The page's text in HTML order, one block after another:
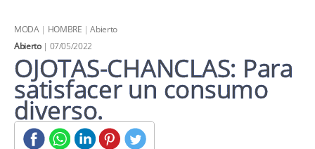
MODA| HOMBRE |Abierto
Abierto| 07/05/2022
OJOTAS-CHANCLAS: Para
satisfacer un consumo
diverso.